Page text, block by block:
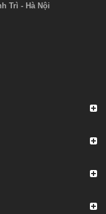
Trì - Hà Nội